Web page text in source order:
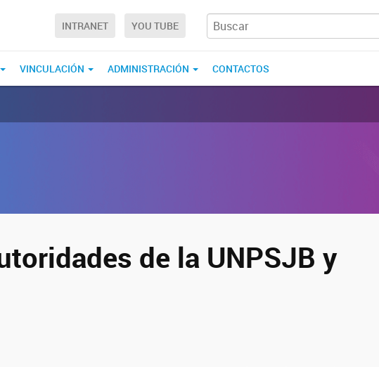
INTRANET YOU TUBE
VINCULACIÓN ADMINISTRACIÓN CONTACTOS
de la UNPSJB y